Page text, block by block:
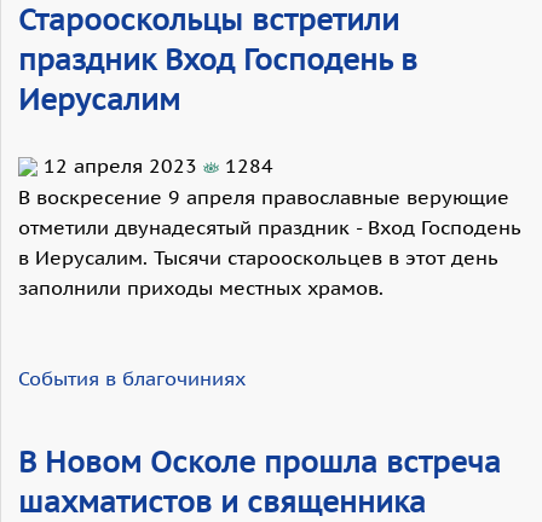
Старооскольцы встретили
праздник Вход Господень в
Иерусалим
12 апреля 2023
1284
В воскресение 9 апреля православные верующие
отметили двунадесятый праздник - Вход Господень
в Иерусалим. Тысячи старооскольцев в этот день
заполнили приходы местных храмов.
События в благочиниях
В Новом Осколе прошла встреча
шахматистов и священника